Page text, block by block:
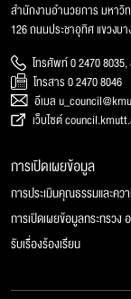
สำนักงานอำนวยการ มหาวิ
126 ถนนประชาอุทิศ แขวงบ
โทรศัพท์ 0 2470 8035,
โทรสาร 0 2470 8046
อีเมล
เว็บไซต์
การเปิดเผยข้อมูล
การประเมินคุณธรรมและคว
การเปิดเผยข้อมูลกระทรวง
รับเรื่องร้องเรียน